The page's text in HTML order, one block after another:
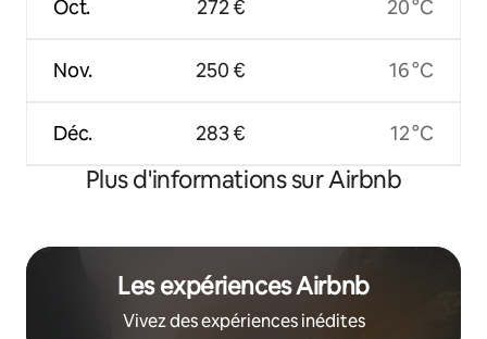
Oct.
Nov.
Déc.
272 €
250 €
283 €
20 °C
16 °C
12 °C
Plus d'informations sur Airbnb
Les expériences Airbnb
Vivez des expériences inédites